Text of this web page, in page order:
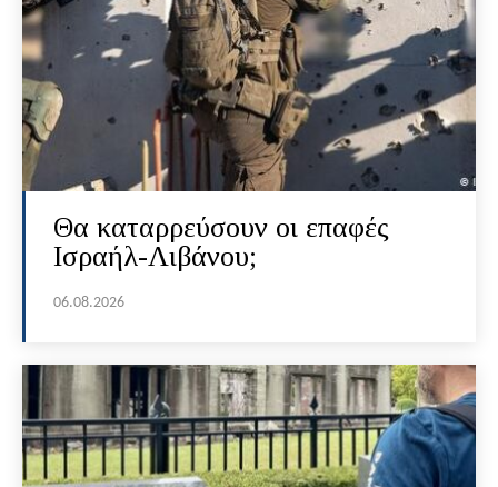
Θα καταρρεύσουν οι επαφές
Ισραήλ-Λιβάνου;
06.08.2026